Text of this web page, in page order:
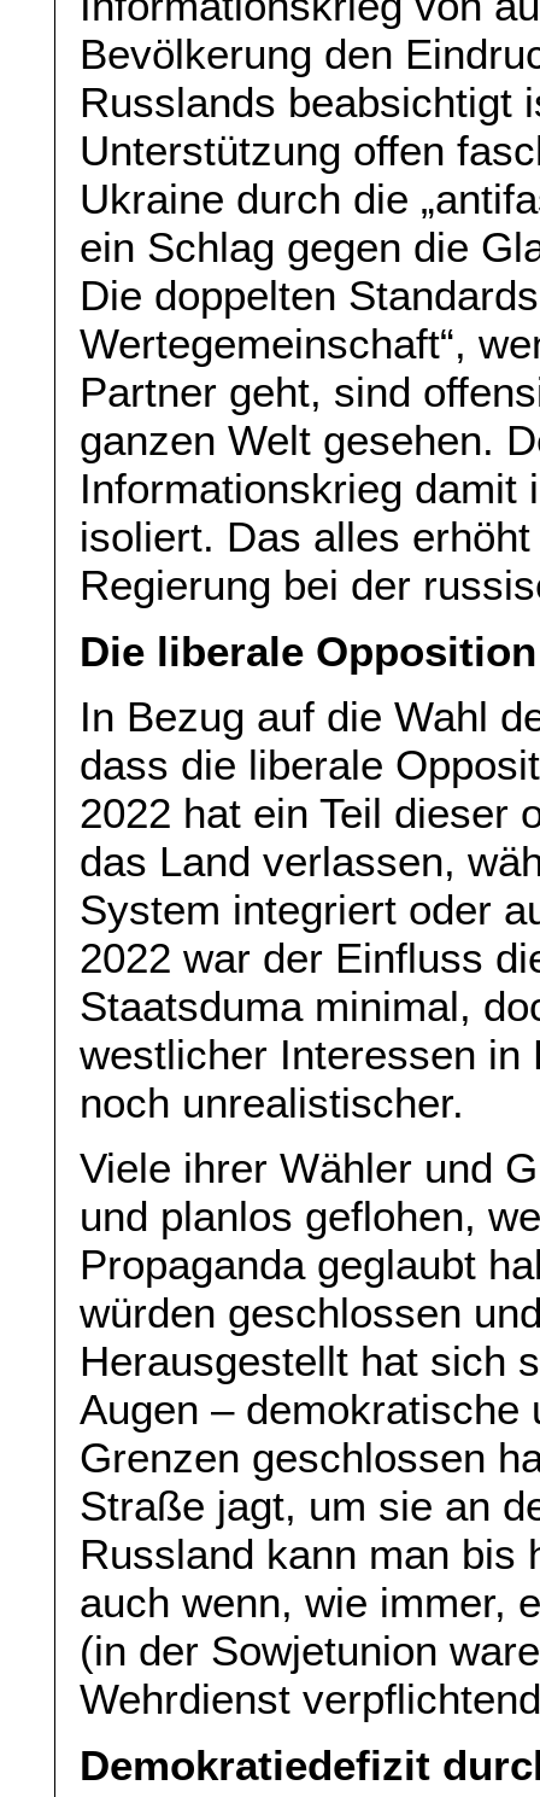
Bevölkerung den
Russlands beabsichtigt
Unterstützung offen
Ukraine durch die
ein Schlag gegen die
Die doppelten
Wertegemeinschaft“,
Partner geht, sind
ganzen Welt gesehen.
Informationskrieg damit
isoliert. Das alles
Regierung bei der
Die liberale
In Bezug auf die Wahl
dass die liberale
2022 hat ein Teil dieser
das Land verlassen,
System integriert oder
2022 war der Einfluss
Staatsduma minimal,
westlicher Interessen in
noch unrealistischer.
Viele ihrer Wähler und
und planlos geflohen,
Propaganda geglaubt
würden geschlossen
Herausgestellt hat sich
Augen – demokratische
Grenzen geschlossen
Straße jagt, um sie an
Russland kann man bis
auch wenn, wie immer,
(in der Sowjetunion
Wehrdienst
Demokratiedefizit